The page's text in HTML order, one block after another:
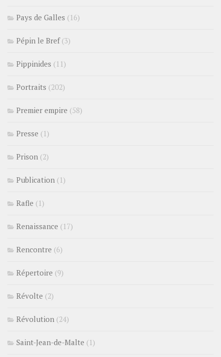
Pays de Galles (16)
Pépin le Bref(3)
Pippinides (11)
Portraits (202)
Premier empire (58)
Presse (1)
Prison (2)
Publication (1)
Rafle (1)
Renaissance (17)
Rencontre (6)
Répertoire (9)
Révolte (2)
Révolution (24)
Saint-Jean-de-Malte (1)